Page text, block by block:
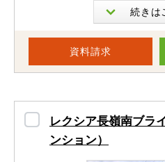
『ゆめタウンはません』まで
食材や日用品などの普段のお
雑貨や飲食店や映画館なども
(*´ω`*)
資料請求
通勤・通学に便利な立地に佇
お部屋は8階・角部屋につき
ごしいただけます。
レクシア長嶺南ブラ
ンション）